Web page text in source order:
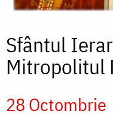
Sfântul
Mitropolitul
28 Octombrie